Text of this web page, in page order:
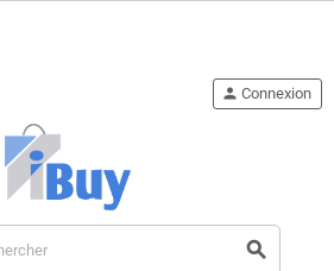
person Connexion
search